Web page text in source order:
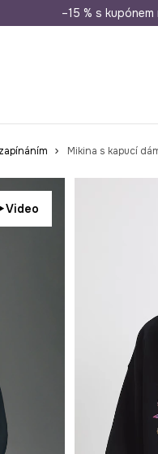
zdarma při nákupu
–15 % s
Video